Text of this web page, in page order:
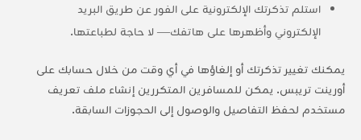
استلم تذكرتك الإلكترونية على الفور عن طريق البريد
الإلكتروني وأظهرها على هاتفك— لا حاجة لطباعتها.
يمكنك تغيير تذكرتك أو إلغاؤها في أي وقت من خلال حسابك على
أورينت تريبس. يمكن للمسافرين المتكررين إنشاء ملف تعريف
مستخدم لحفظ التفاصيل والوصول إلى الحجوزات السابقة.